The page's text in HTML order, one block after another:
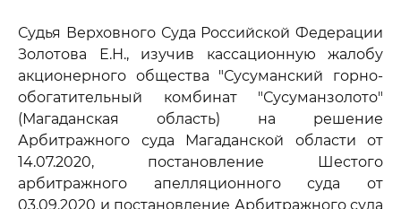
Судья Верховного Суда Российской Федерации
Золотова Е.Н., изучив кассационную жалобу
акционерного общества "Сусуманский горно-
обогатительный комбинат "Сусуманзолото"
(Магаданская область) на решение
Арбитражного суда Магаданской области от
14.07.2020, постановление Шестого
арбитражного апелляционного суда от
03.09.2020 и постановление Арбитражного суда